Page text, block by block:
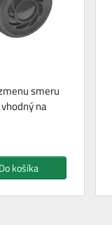
smeru
na
Do košíka